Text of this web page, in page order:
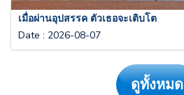
เมื่อผ่านอุปสรรค ตัวเธอจะเติบโต
Date : 2026-08-07
ดูทั้งหมด